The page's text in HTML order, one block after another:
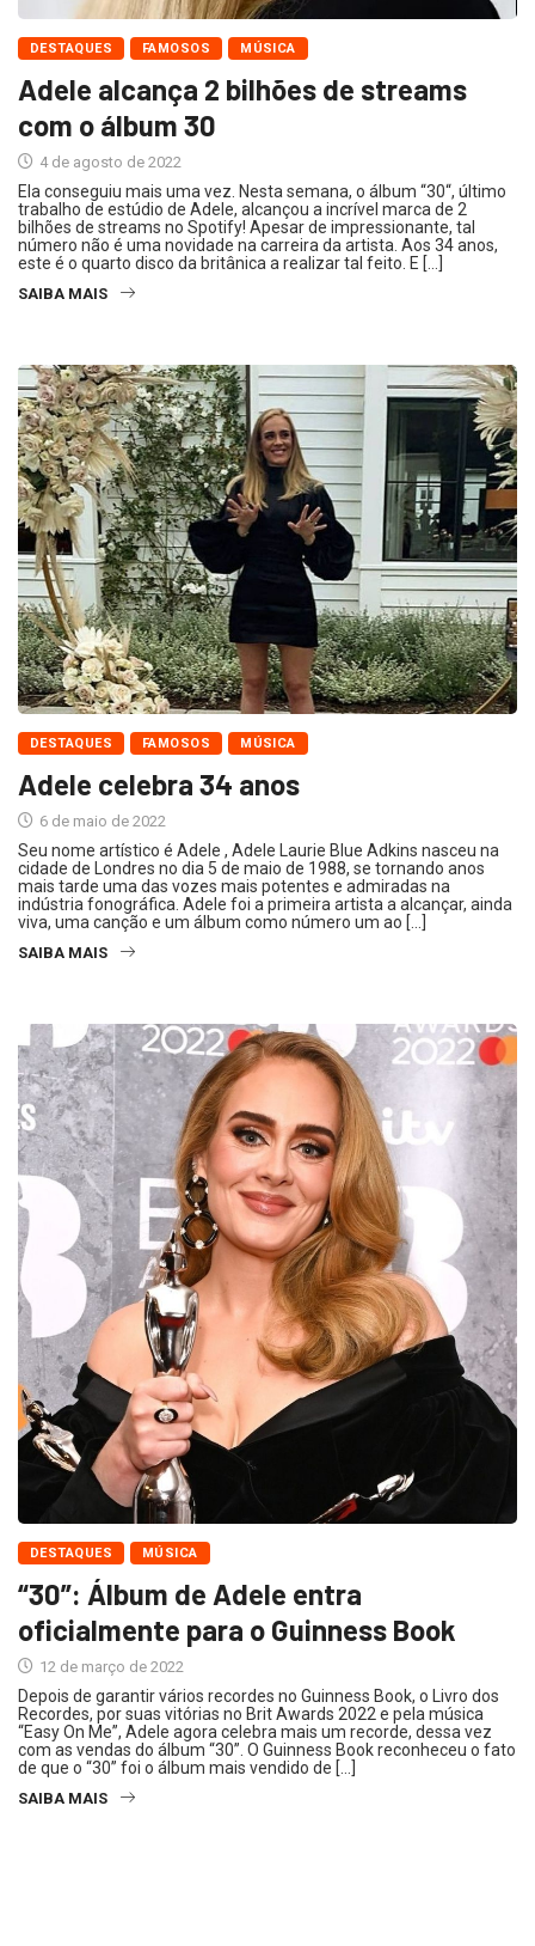
DESTAQUES FAMOSOS MÚSICA
Adele alcança 2 bilhões de streams
com o álbum 30
4 de agosto de 2022
Ela conseguiu mais uma vez. Nesta semana, o álbum “30“, último
trabalho de estúdio de Adele, alcançou a incrível marca de 2
bilhões de streams no Spotify! Apesar de impressionante, tal
número não é uma novidade na carreira da artista. Aos 34 anos,
este é o quarto disco da britânica a realizar tal feito. E […]
SAIBA MAIS
DESTAQUES FAMOSOS MÚSICA
Adele celebra 34 anos
6 de maio de 2022
Seu nome artístico é Adele , Adele Laurie Blue Adkins nasceu na
cidade de Londres no dia 5 de maio de 1988, se tornando anos
mais tarde uma das vozes mais potentes e admiradas na
indústria fonográfica. Adele foi a primeira artista a alcançar, ainda
viva, uma canção e um álbum como número um ao […]
SAIBA MAIS
DESTAQUES MÚSICA
“30”: Álbum de Adele entra
oficialmente para o Guinness Book
12 de março de 2022
Depois de garantir vários recordes no Guinness Book, o Livro dos
Recordes, por suas vitórias no Brit Awards 2022 e pela música
“Easy On Me”, Adele agora celebra mais um recorde, dessa vez
com as vendas do álbum “30”. O Guinness Book reconheceu o fato
de que o “30” foi o álbum mais vendido de […]
SAIBA MAIS